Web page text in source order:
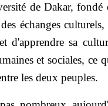
de Dakar, fondé
échanges culturels,
d'apprendre sa
et sociales, ce
les deux peuples.